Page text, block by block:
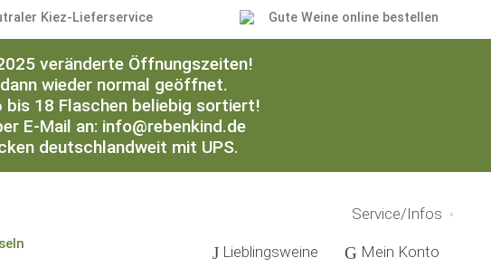
Kiez-Lieferservice Gute Weine online bestellen
veränderte Öffnungszeiten!
wieder normal geöffnet.
18 Flaschen beliebig sortiert!
E-Mail an: info@rebenkind.de
deutschlandweit mit UPS.
Service/Infos
Lieblingsweine
Mein Konto